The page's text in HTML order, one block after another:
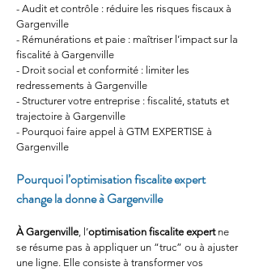
- Audit et contrôle : réduire les risques fiscaux à
Gargenville
- Rémunérations et paie : maîtriser l’impact sur la
fiscalité à Gargenville
- Droit social et conformité : limiter les
redressements à Gargenville
- Structurer votre entreprise : fiscalité, statuts et
trajectoire à Gargenville
- Pourquoi faire appel à GTM EXPERTISE à
Gargenville
Pourquoi l’optimisation fiscalite expert
change la donne à Gargenville
À Gargenville, l’optimisation fiscalite expert ne
se résume pas à appliquer un “truc” ou à ajuster
une ligne. Elle consiste à transformer vos